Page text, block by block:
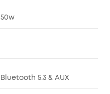
50w
Bluetooth 5.3 & AUX